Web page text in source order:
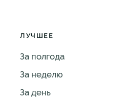
ЛУЧШЕЕ
За полгода
За неделю
За день